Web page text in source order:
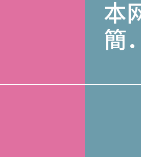
本
簡